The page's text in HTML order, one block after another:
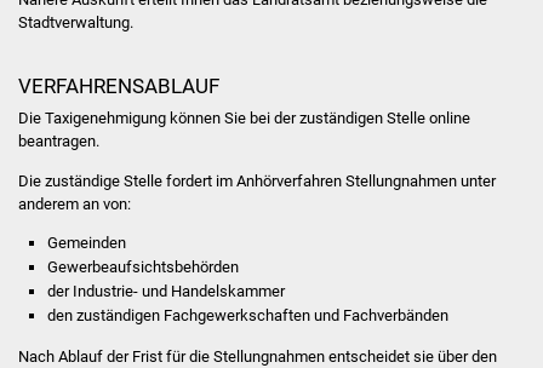
Stadtverwaltung.
VERFAHRENSABLAUF
Die Taxigenehmigung können Sie bei der zuständigen Stelle online
beantragen.
Die zuständige Stelle fordert im Anhörverfahren Stellungnahmen unter
anderem an von:
Gemeinden
Gewerbeaufsichtsbehörden
der Industrie- und Handelskammer
den zuständigen Fachgewerkschaften und Fachverbänden
Nach Ablauf der Frist für die Stellungnahmen entscheidet sie über den